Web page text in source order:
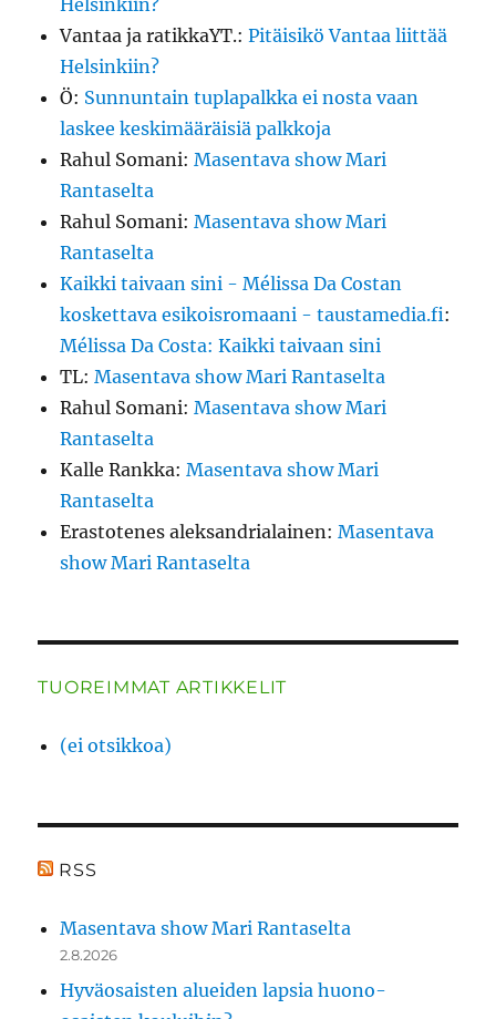
Helsinkiin?
Vantaa ja ratikkaYT.:Pitäisikö Vantaa liittää
Helsinkiin?
Ö: Sunnuntain tuplapalkka ei nosta vaan
laskee keskimääräisiä palkkoja
Rahul Somani:Masentava show Mari
Rantaselta
Rahul Somani:Masentava show Mari
Rantaselta
Kaikki taivaan sini - Mélissa Da Costan
koskettava esikoisromaani - taustamedia.fi:
Mélissa Da Costa: Kaikki taivaan sini
TL:Masentava show Mari Rantaselta
Rahul Somani:Masentava show Mari
Rantaselta
Kalle Rankka:Masentava show Mari
Rantaselta
Erastotenes aleksandrialainen:Masentava
show Mari Rantaselta
TUOREIMMAT ARTIKKELIT
(ei otsikkoa)
RSS
Masentava show Mari Rantaselta
2.8.2026
Hyväosaisten alueiden lapsia huono-